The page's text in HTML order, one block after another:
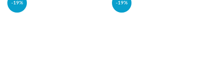
-19% -19%